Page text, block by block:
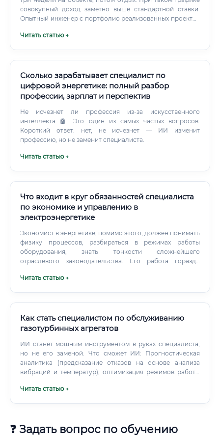
совокупный доход заметно выше стандартной ставки.
Опытный инженер с портфолио реализованных проектов
Читать статью →
Сколько зарабатывает специалист по
цифровой энергетике: полный разбор
профессии, зарплат и перспектив
Не исчезнет ли профессия из-за искусственного
интеллекта 🤖 Это один из самых частых вопросов.
Короткий ответ: нет, не исчезнет — ИИ изменит
профессию, но не заменит специалиста.
Читать статью →
Что входит в круг обязанностей специалиста
по экономике и управлению в
электроэнергетике
Экономист в энергетике, помимо этого, должен понимать
физику процессов, разбираться в режимах работы
оборудования, знать тонкости сложнейшего
отраслевого законодательства. Его работа гораздо
Читать статью →
Как стать специалистом по обслуживанию
газотурбинных агрегатов
ИИ станет мощным инструментом в руках специалиста,
но не его заменой. Что сможет ИИ: Прогностическая
аналитика (предсказание отказов на основе анализа
вибраций и температур), оптимизация режимов работы
оператору в нештатных ситуациях.
Читать статью →
❓ Задать вопрос по обучению